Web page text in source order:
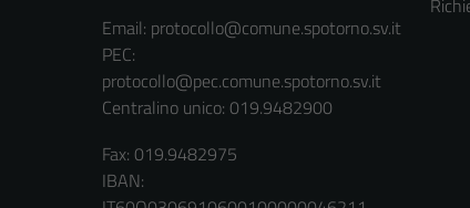
Email: protocollo@comune.spotorno.sv.it
PEC:
protocollo@pec.comune.spotorno.sv.it
Centralino unico: 019.9482900
Fax: 019.9482975
IBAN: